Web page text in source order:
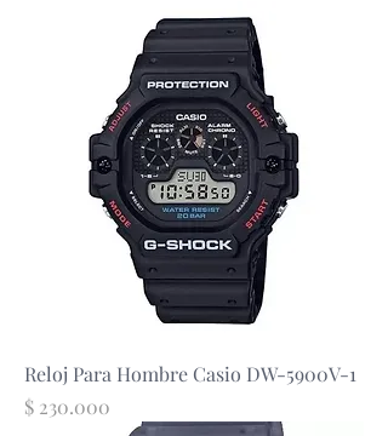
Reloj Para Hombre Casio DW-5900V-1
Precio
$ 230.000